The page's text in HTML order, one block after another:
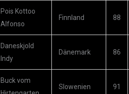
Pois Kottoo
Alfonso
Finnland 88
Daneskjold
Indy
Dänemark 86
Buck vom
Slowenien 91